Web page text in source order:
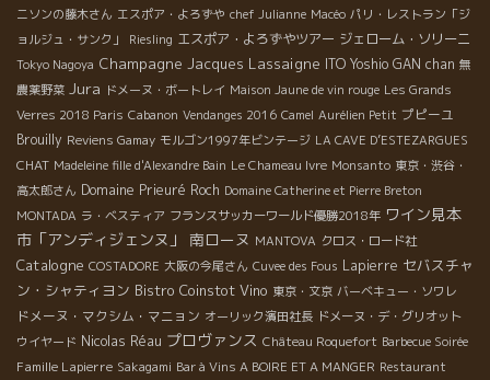
ニソンの藤木さん エスポア・よろずや chef Julianne Macéo パリ・レストラン「ジ
ョルジュ・サンク」
Riesling エスポア・よろずやツアー ジェローム・ソリーニ
Tokyo Nagoya Champagne Jacques Lassaigne ITO Yoshio GAN chan 無
農薬野菜 Jura ドメーヌ・ボートレイ Maison Jaune de vin rouge Les Grands
Verres 2018 Paris Cabanon Vendanges 2016 Camel Aurélien Petit プピーユ
Brouilly Reviens Gamay モルゴン1997年ビンテージ LA CAVE D’ESTEZARGUES
CHAT Madeleine fille d'Alexandre Bain Le Chameau Ivre Monsanto 東京・渋谷・
高太郎さん Domaine Prieuré Roch Domaine Catherine et Pierre Breton
MONTADA ラ・ベスティア フランスサッカーワールド優勝2018年 ワイン見本
市「アンディジェンヌ」
南ローヌ MANTOVA クロス・ロード社
Catalogne COSTADORE 大阪の今尾さん Cuvee des Fous Lapierre セバスチャ
ン・シャティヨン Bistro Coinstot Vino 東京・文京 バーベキュー・ソワレ
ドメーヌ・マクシム・マニョン オーリック濱田社長 ドメーヌ・デ・グリオット
ウイヤード Nicolas Réau プロヴァンス Château Roquefort Barbecue Soirée
Famille Lapierre Sakagami Bar à Vins A BOIRE ET A MANGER Restaurant